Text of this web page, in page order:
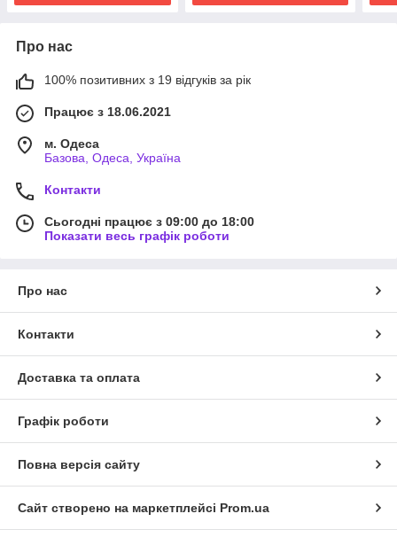
Про нас
100% позитивних з 19 відгуків за рік
Працює з 18.06.2021
м. Одеса
Базова, Одеса, Україна
Контакти
Сьогодні працює з 09:00 до 18:00
Показати весь графік роботи
Про нас
Контакти
Доставка та оплата
Графік роботи
Повна версія сайту
Сайт створено на маркетплейсі Prom.ua